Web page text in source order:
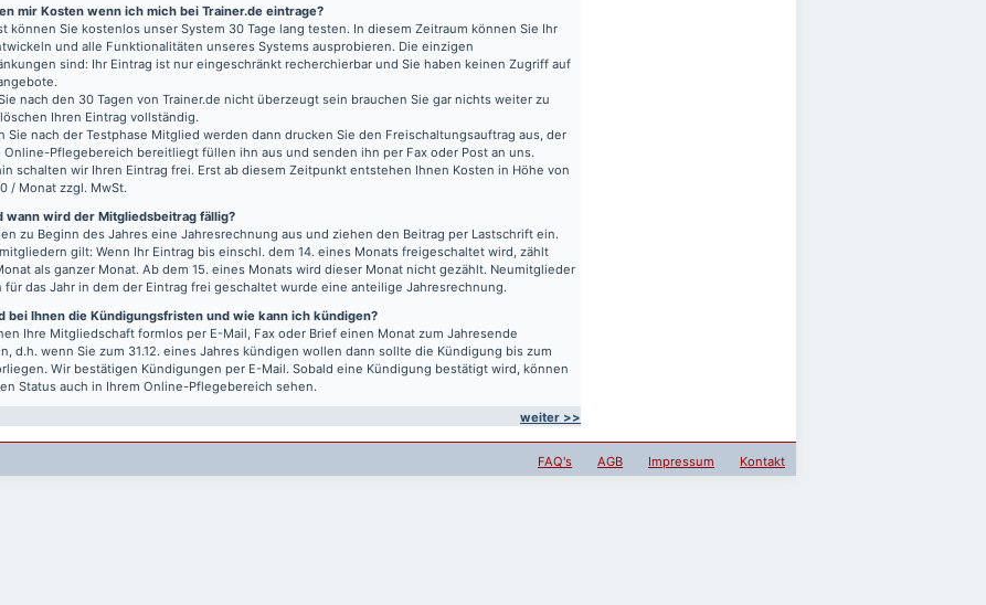
mir Kosten wenn ich mich bei Trainer.de eintrage?
können Sie kostenlos unser System 30 Tage lang testen. In diesem Zeitraum können Sie Ihr
und alle Funktionalitäten unseres Systems ausprobieren. Die einzigen
sind: Ihr Eintrag ist nur eingeschränkt recherchierbar und Sie haben keinen Zugriff auf
nach den 30 Tagen von Trainer.de nicht überzeugt sein brauchen Sie gar nichts weiter zu
Ihren Eintrag vollständig.
Sie nach der Testphase Mitglied werden dann drucken Sie den Freischaltungsauftrag aus, der
Online-Pflegebereich bereitliegt füllen ihn aus und senden ihn per Fax oder Post an uns.
schalten wir Ihren Eintrag frei. Erst ab diesem Zeitpunkt entstehen Ihnen Kosten in Höhe von
/ Monat zzgl. MwSt.
wann wird der Mitgliedsbeitrag fällig?
zu Beginn des Jahres eine Jahresrechnung aus und ziehen den Beitrag per Lastschrift ein.
gilt: Wenn Ihr Eintrag bis einschl. dem 14. eines Monats freigeschaltet wird, zählt
als ganzer Monat. Ab dem 15. eines Monats wird dieser Monat nicht gezählt. Neumitglieder
für das Jahr in dem der Eintrag frei geschaltet wurde eine anteilige Jahresrechnung.
bei Ihnen die Kündigungsfristen und wie kann ich kündigen?
Ihre Mitgliedschaft formlos per E-Mail, Fax oder Brief einen Monat zum Jahresende
d.h. wenn Sie zum 31.12. eines Jahres kündigen wollen dann sollte die Kündigung bis zum
Wir bestätigen Kündigungen per E-Mail. Sobald eine Kündigung bestätigt wird, können
Status auch in Ihrem Online-Pflegebereich sehen.
weiter >>
FAQ's AGB Impressum Kontakt